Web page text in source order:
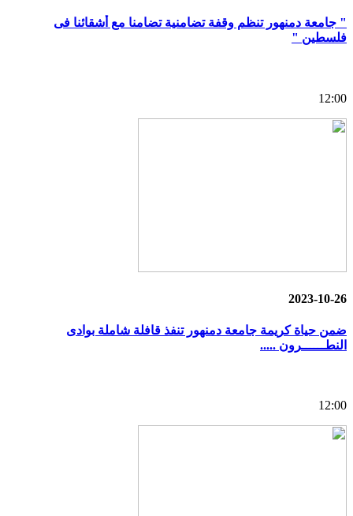
" جامعة دمنهور تنظم وقفة تضامنية تضامنا مع أشقائنا فى
فلسطين "
12:00
2023-10-26
ضمن حياة كريمة جامعة دمنهور تنفذ قافلة شاملة بوادى
النطــــــرون .....
12:00